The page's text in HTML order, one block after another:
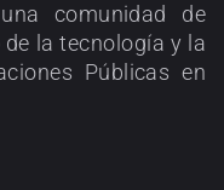
comunidad de
la tecnología y la
Públicas en